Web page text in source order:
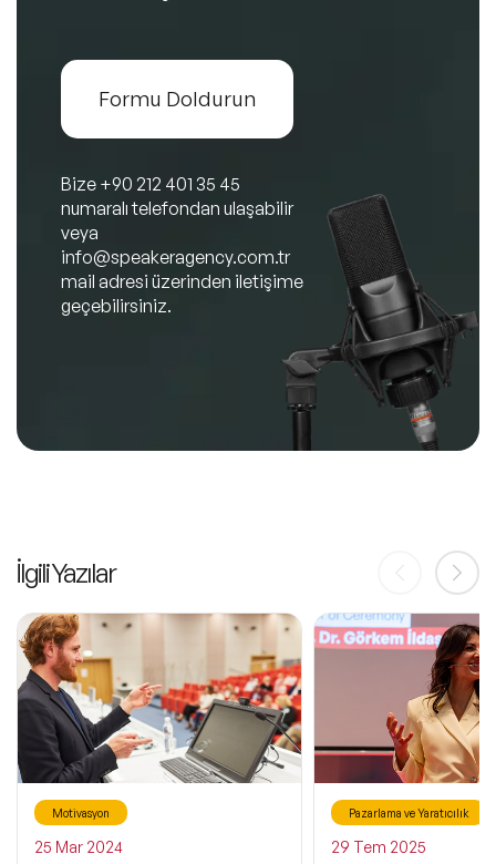
Formu Doldurun
Bize +90 212 401 35 45
numaralı telefondan ulaşabilir
veya
info@speakeragency.com.tr
mail adresi üzerinden iletişime
geçebilirsiniz.
İlgili Yazılar
Motivasyon
25 Mar 2024
Pazarlama ve Yaratıcılık
29 Tem 2025